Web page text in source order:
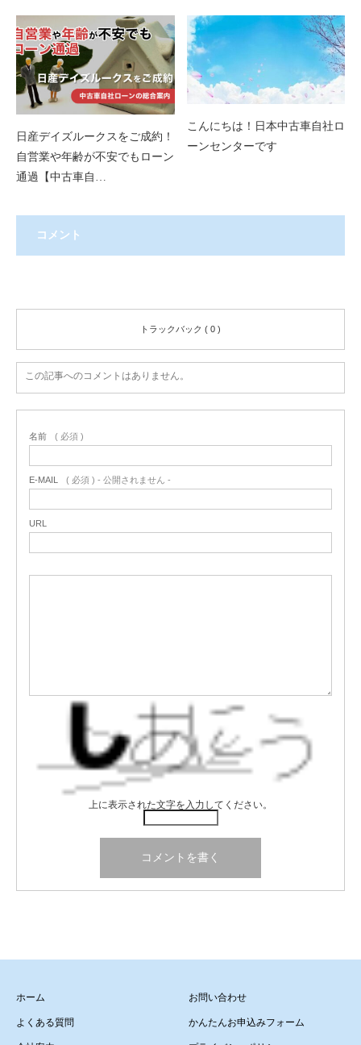
日産デイズルークスをご成約！
自営業や年齢が不安でもローン
通過【中古車自…
こんにちは！日本中古車自社ロ
ーンセンターです
コメント
トラックバック ( 0 )
この記事へのコメントはありません。
名前 ( 必須 )
E-MAIL ( 必須 ) - 公開されません -
URL
上に表示された文字を入力してください。
ホーム
よくある質問
お問い合わせ
かんたんお申込みフォーム